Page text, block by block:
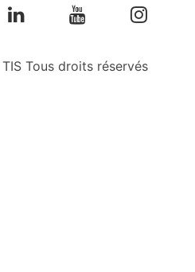
Tous droits réservés